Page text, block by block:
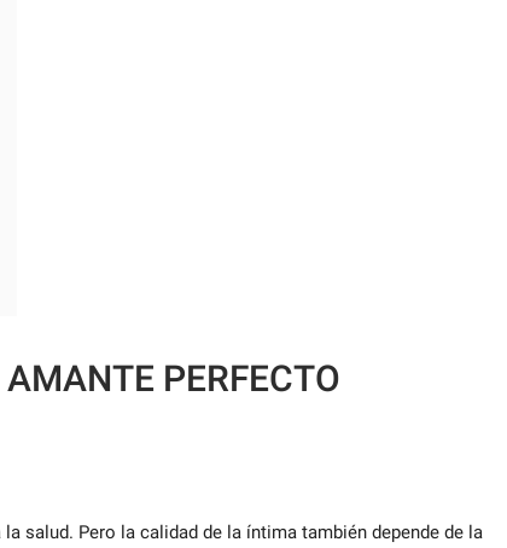
PERFECTO
salud. Pero la calidad de la íntima también depende de la